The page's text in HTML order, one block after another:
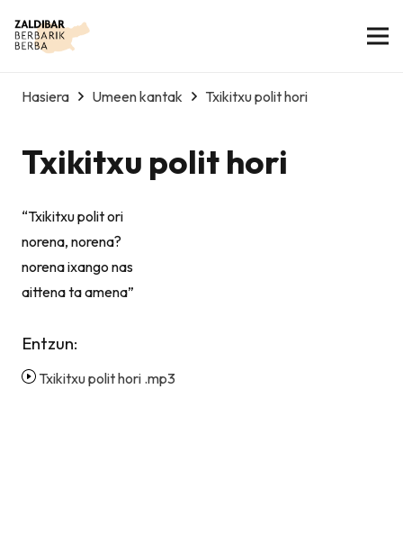
Hasiera Umeen kantak Txikitxu polit hori
Txikitxu polit hori
“Txikitxu polit ori
norena, norena?
norena ixango nas
aittena ta amena”
Entzun:
Txikitxu polit hori .mp3